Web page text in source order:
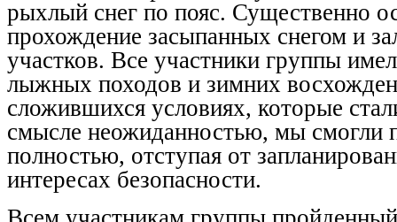
рыхлый снег по пояс. Существенно
прохождение засыпанных снегом и
участков. Все участники группы
лыжных походов и зимних
сложившихся условиях, которые
смысле неожиданностью, мы смогли
полностью, отступая от
интересах безопасности.